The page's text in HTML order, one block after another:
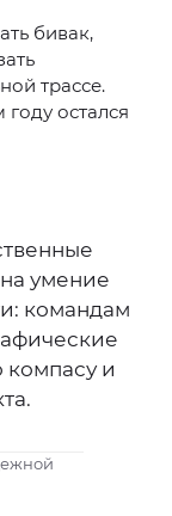
бивак,
трассе.
остался
умение
командам
компасу и